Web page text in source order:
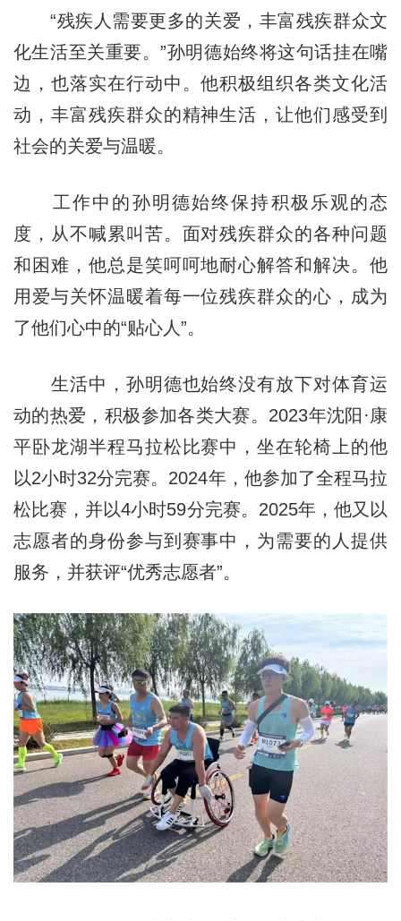
“残疾人需要更多的关爱，丰富残疾群众文
化生活至关重要。”孙明德始终将这句话挂在嘴
边，也落实在行动中。他积极组织各类文化活
动，丰富残疾群众的精神生活，让他们感受到
社会的关爱与温暖。
工作中的孙明德始终保持积极乐观的态
度，从不喊累叫苦。面对残疾群众的各种问题
和困难，他总是笑呵呵地耐心解答和解决。他
用爱与关怀温暖着每一位残疾群众的心，成为
了他们心中的“贴心人”。
生活中，孙明德也始终没有放下对体育运
动的热爱，积极参加各类大赛。2023年沈阳·康
平卧龙湖半程马拉松比赛中，坐在轮椅上的他
以2小时32分完赛。2024年，他参加了全程马拉
松比赛，并以4小时59分完赛。2025年，他又以
志愿者的身份参与到赛事中，为需要的人提供
服务，并获评“优秀志愿者”。